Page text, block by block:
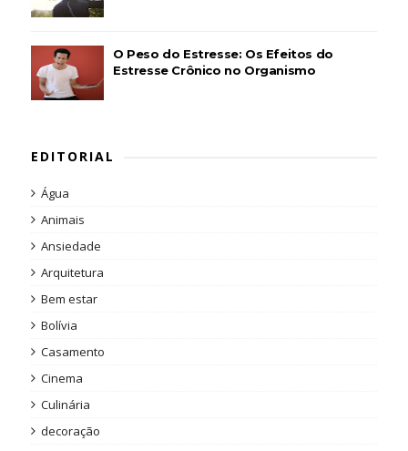
O Peso do Estresse: Os Efeitos do
Estresse Crônico no Organismo
EDITORIAL
Água
Animais
Ansiedade
Arquitetura
Bem estar
Bolívia
Casamento
Cinema
Culinária
decoração